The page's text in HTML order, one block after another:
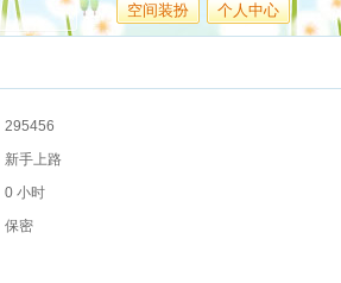
空间装扮 个人中心
295456
新手上路
0 小时
保密